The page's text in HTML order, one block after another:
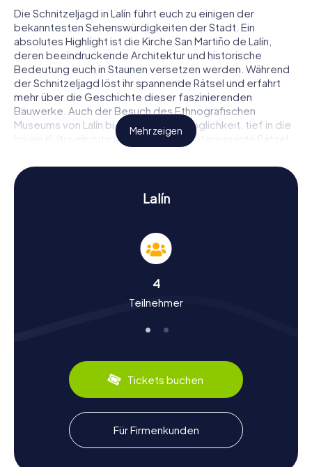
Die Schnitzeljagd in Lalín führt euch zu einigen der
bekanntesten Sehenswürdigkeiten der Stadt. Ein
absolutes Highlight ist die Kirche San Martiño de Lalín,
deren beeindruckende Architektur und historische
Bedeutung euch in Staunen versetzen werden. Während
der Schnitzeljagd löst ihr spannende Rätsel und erfahrt
mehr über die Geschichte dieser faszinierenden
Bauwerke. Auch der Besuch des Ethnografischen
Museums von Lalín bietet euch die Möglichkeit, tief in die
lokale Kultur einzutauchen und dabei interessante Rätsel
garantieren euch ein abwechslungsreiches und
lehrreiches Erlebnis.
Während eurer Schnitzeljagd in Lalín werdet ihr nicht nur
Spaß haben, sondern auch viel über die Geschichte und
Knotenpunkt in Galicien und liegt am Camino de Invierno,
einer der Nebenrouten des berühmten Jakobsweges. Die
die Römerzeit reicht. Wusstet ihr, dass Lalín auch für seine
berühmte Cocido Lalín, ein herzhaftes Eintopfgericht, das
euch die Aromen der Region näherbringt. Die myCityHunt
Schnitzeljagden in Lalín bieten euch die Möglichkeit, all
diese Aspekte der Stadt auf spielerische Weise zu
Nach der Schnitzeljagd in Lalín die Umgebung
erkunden
Mehr zeigen
Lalín
4
Teilnehmer
Tickets buchen
Für Firmenkunden